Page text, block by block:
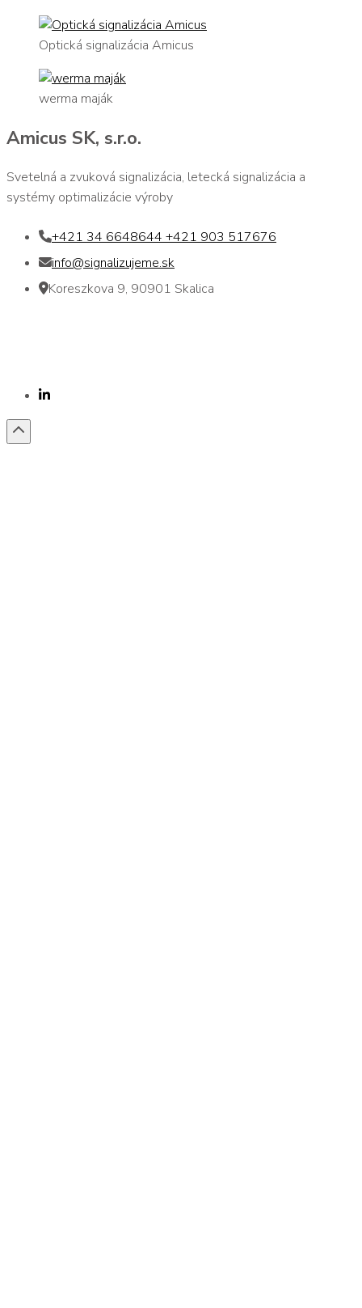
Optická signalizácia Amicus
werma maják
Amicus SK, s.r.o.
Svetelná a zvuková signalizácia, letecká signalizácia a
systémy optimalizácie výroby
+421 34 6648644 +421 903 517676
info@signalizujeme.sk
Koreszkova 9, 90901 Skalica